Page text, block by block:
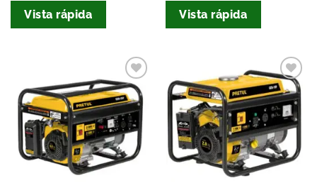
Vista rápida
Vista rápida
Añadir
a la
lista
de
deseos
Añadir
a la
lista
de
deseos